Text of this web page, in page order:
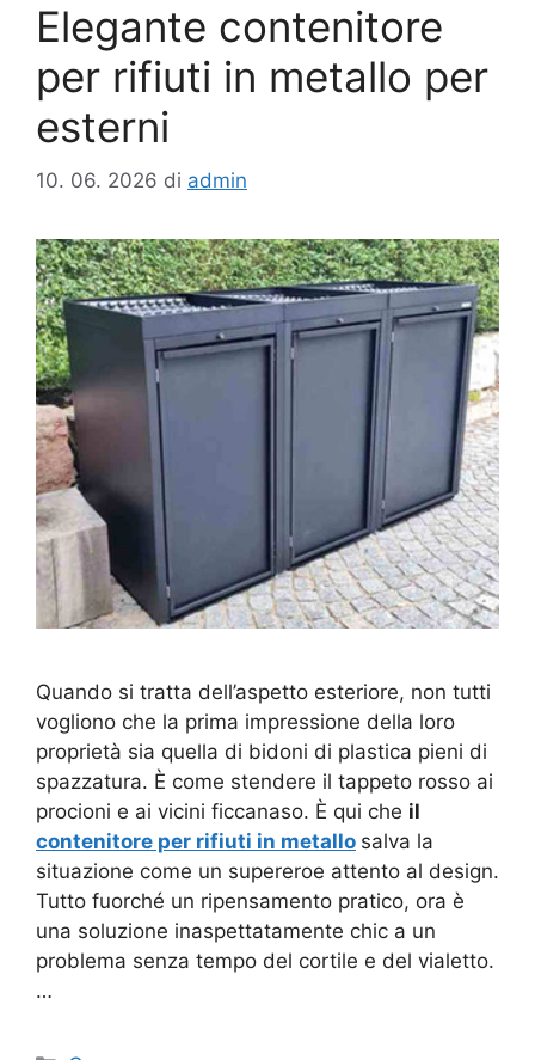
Elegante contenitore
per rifiuti in metallo per
esterni
10. 06. 2026 di admin
Quando si tratta dell’aspetto esteriore, non tutti
vogliono che la prima impressione della loro
proprietà sia quella di bidoni di plastica pieni di
spazzatura. È come stendere il tappeto rosso ai
procioni e ai vicini ficcanaso. È qui che il
contenitore per rifiuti in metallo salva la
situazione come un supereroe attento al design.
Tutto fuorché un ripensamento pratico, ora è
una soluzione inaspettatamente chic a un
problema senza tempo del cortile e del vialetto.
…